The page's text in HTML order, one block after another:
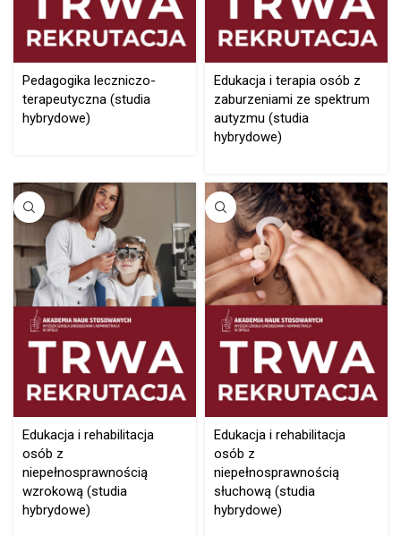
Pedagogika leczniczo-
terapeutyczna (studia
hybrydowe)
Edukacja i terapia osób z
zaburzeniami ze spektrum
autyzmu (studia
hybrydowe)
Edukacja i rehabilitacja
osób z
niepełnosprawnością
wzrokową (studia
hybrydowe)
Edukacja i rehabilitacja
osób z
niepełnosprawnością
słuchową (studia
hybrydowe)